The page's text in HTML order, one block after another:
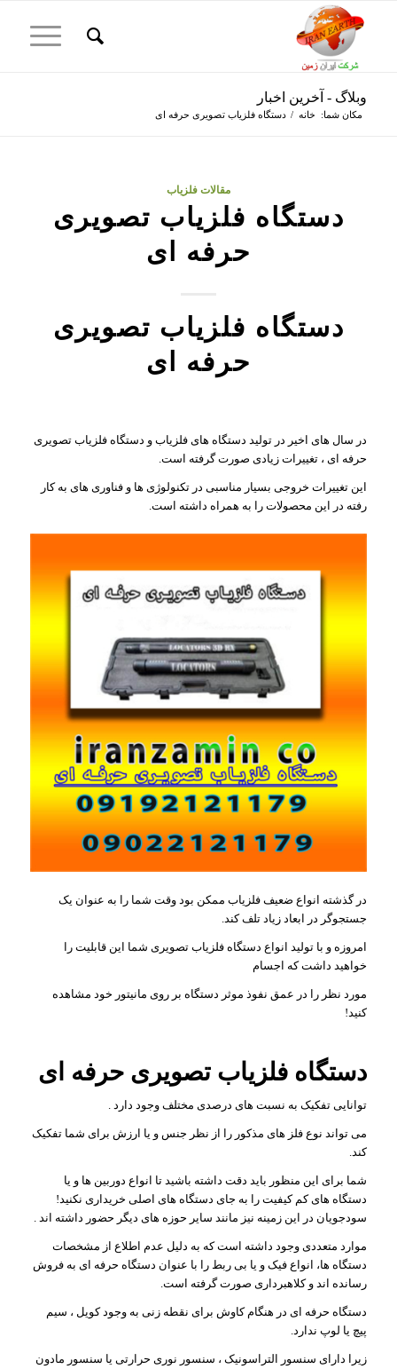
وبلاگ - آخرین اخبار
مکان شما: خانه / دستگاه فلزیاب تصویری حرفه ای
مقالات فلزیاب
دستگاه فلزیاب تصویری
حرفه ای
دستگاه فلزیاب تصویری
حرفه ای
در سال های اخیر در تولید دستگاه های فلزیاب و دستگاه فلزیاب تصویری
حرفه ای ، تغییرات زیادی صورت گرفته است.
این تغییرات خروجی بسیار مناسبی در تکنولوژی ها و فناوری های به کار
رفته در این محصولات را به همراه داشته است.
در گذشته انواع ضعیف فلزیاب ممکن بود وقت شما را به عنوان یک
جستجوگر در ابعاد زیاد تلف کند.
امروزه و با تولید انواع دستگاه فلزیاب تصویری شما این قابلیت را
خواهید داشت که اجسام
مورد نظر را در عمق نفوذ موثر دستگاه بر روی مانیتور خود مشاهده
کنید!
دستگاه فلزیاب تصویری حرفه ای
توانایی تفکیک به نسبت های درصدی مختلف وجود دارد .
می تواند نوع فلز های مذکور را از نظر جنس و یا ارزش برای شما تفکیک
کند.
شما برای این منظور باید دقت داشته باشید تا انواع دوربین ها و یا
دستگاه های کم کیفیت را به جای دستگاه های اصلی خریداری نکنید!
سودجویان در این زمینه نیز مانند سایر حوزه های دیگر حضور داشته اند .
موارد متعددی وجود داشته است که به دلیل عدم اطلاع از مشخصات
دستگاه ها، انواع فیک و یا بی ربط را با عنوان دستگاه حرفه ای به فروش
رسانده اند و کلاهبرداری صورت گرفته است.
دستگاه حرفه ای در هنگام کاوش برای نقطه زنی به وجود کویل ، سیم
پیچ یا لوپ ندارد.
زیرا دارای سنسور التراسونیک ، سنسور نوری حرارتی یا سنسور مادون